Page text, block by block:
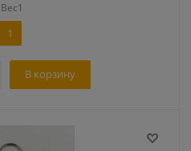
Вес1
1
В корзину